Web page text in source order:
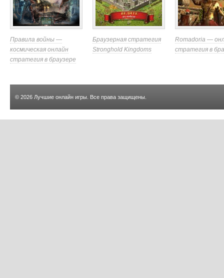
Правила войны —
космическая онлайн
стратегия в браузере
Браузерная стратегия
Stronghold Kingdoms
Romadoria —
стратегия в
© 2026 Лучшие онлайн игры . Все права защищены.